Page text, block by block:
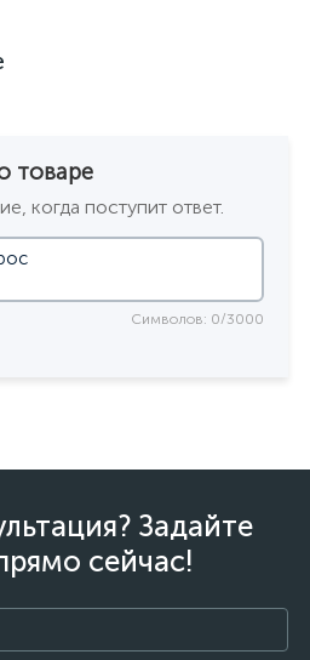
товаре
когда поступит ответ.
Символов: 0/3000
Задайте
сейчас!